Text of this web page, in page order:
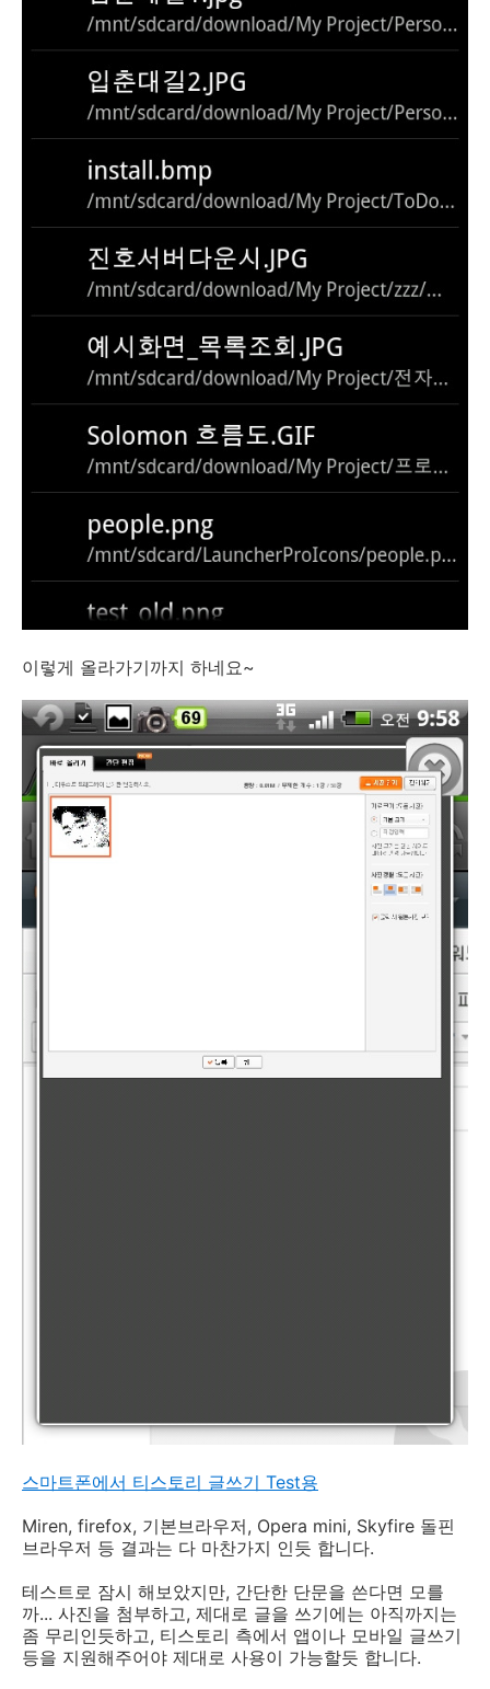
이렇게 올라가기까지 하네요~
스마트폰에서 티스토리 글쓰기 Test용
Miren, firefox, 기본브라우저, Opera mini, Skyfire 돌핀
브라우저 등 결과는 다 마찬가지 인듯 합니다.
테스트로 잠시 해보았지만, 간단한 단문을 쓴다면 모를
까... 사진을 첨부하고, 제대로 글을 쓰기에는 아직까지는
좀 무리인듯하고, 티스토리 측에서 앱이나 모바일 글쓰기
등을 지원해주어야 제대로 사용이 가능할듯 합니다.